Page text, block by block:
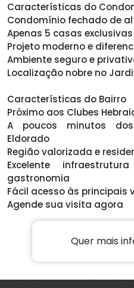
Características do
Condomínio fechado de
Apenas 5 casas exclusivas
Projeto moderno e
Ambiente seguro e
Localização nobre no
Características do Bairro
Próximo aos Clubes
A poucos minutos
Eldorado
Região valorizada e
Excelente
gastronomia
Fácil acesso às principais
Agende sua visita agora
Quer mais